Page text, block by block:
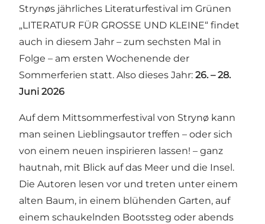
Strynøs jährliches Literaturfestival im Grünen
„LITERATUR FÜR GROSSE UND KLEINE“ findet
auch in diesem Jahr – zum sechsten Mal in
Folge – am ersten Wochenende der
Sommerferien statt. Also dieses Jahr: 26. – 28.
Juni 2026
Auf dem Mittsommerfestival von Strynø kann
man seinen Lieblingsautor treffen – oder sich
von einem neuen inspirieren lassen! – ganz
hautnah, mit Blick auf das Meer und die Insel.
Die Autoren lesen vor und treten unter einem
alten Baum, in einem blühenden Garten, auf
einem schaukelnden Bootssteg oder abends